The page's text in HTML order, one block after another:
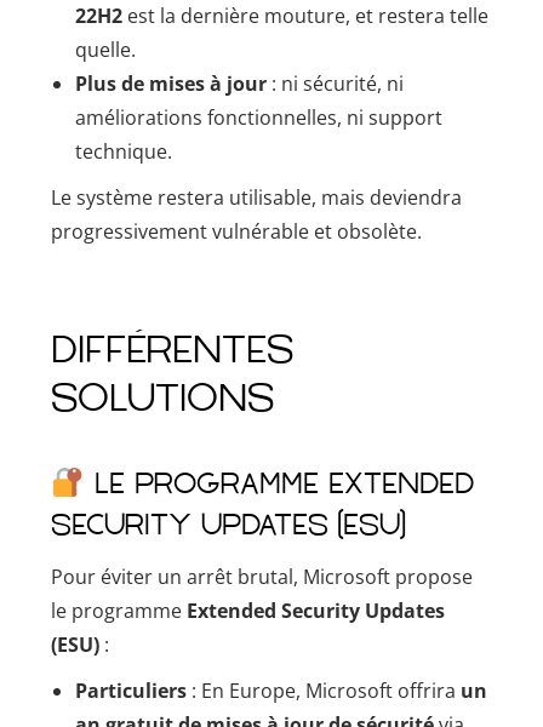
22H2 est la dernière mouture, et restera telle
quelle.
Plus de mises à jour : ni sécurité, ni
améliorations fonctionnelles, ni support
technique.
Le système restera utilisable, mais deviendra
progressivement vulnérable et obsolète.
DIFFÉRENTES
SOLUTIONS
Le programme Extended
Security Updates (ESU)
Pour éviter un arrêt brutal, Microsoft propose
le programme Extended Security Updates
(ESU) :
Particuliers : En Europe, Microsoft offrira un